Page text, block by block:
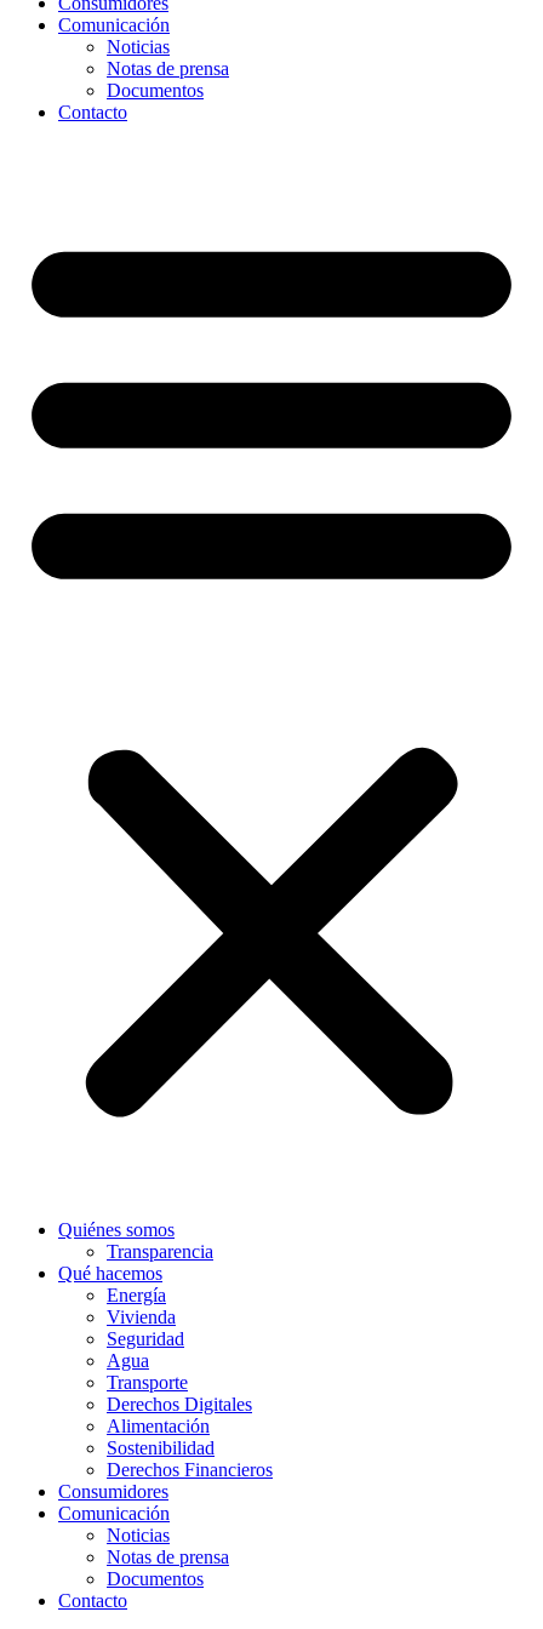
Comunicación
Noticias
Notas de prensa
Documentos
Contacto
Quiénes somos
Transparencia
Qué hacemos
Energía
Vivienda
Seguridad
Agua
Transporte
Derechos Digitales
Alimentación
Sostenibilidad
Derechos Financieros
Consumidores
Comunicación
Noticias
Notas de prensa
Documentos
Contacto